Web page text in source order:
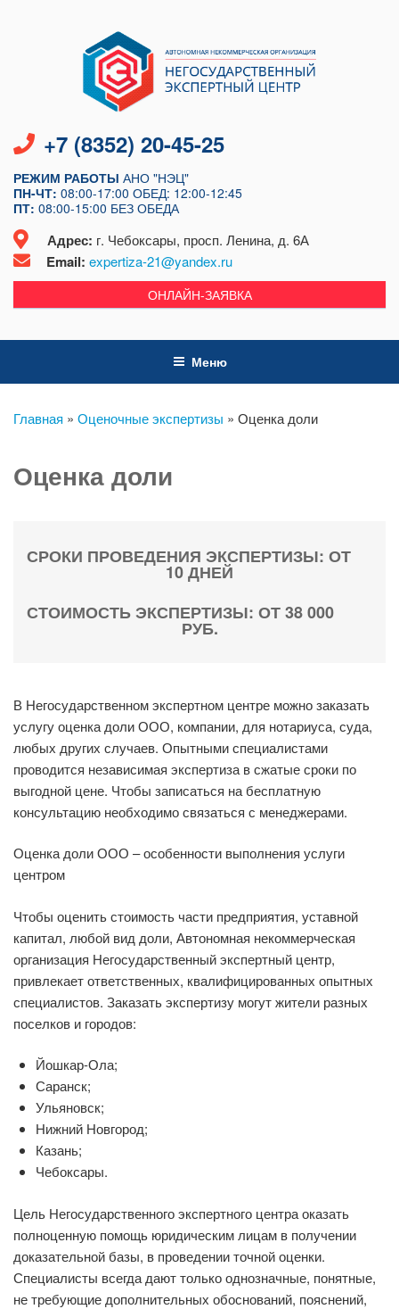
содержимому
+7 (8352) 20-45-25
РЕЖИМ РАБОТЫ АНО "НЭЦ"
ПН-ЧТ: 08:00-17:00 ОБЕД: 12:00-12:45
ПТ: 08:00-15:00 БЕЗ ОБЕДА
Адрес: г. Чебоксары, просп. Ленина, д. 6А
Email: expertiza-21@yandex.ru
ОНЛАЙН-ЗАЯВКА
Меню
Главная » Оценочные экспертизы » Оценка доли
Оценка доли
СРОКИ ПРОВЕДЕНИЯ ЭКСПЕРТИЗЫ: ОТ
10 ДНЕЙ
СТОИМОСТЬ ЭКСПЕРТИЗЫ: ОТ 38 000
РУБ.
В Негосударственном экспертном центре можно заказать
услугу оценка доли ООО, компании, для нотариуса, суда,
любых других случаев. Опытными специалистами
проводится независимая экспертиза в сжатые сроки по
выгодной цене. Чтобы записаться на бесплатную
консультацию необходимо связаться с менеджерами.
Оценка доли ООО – особенности выполнения услуги
центром
Чтобы оценить стоимость части предприятия, уставной
капитал, любой вид доли, Автономная некоммерческая
организация Негосударственный экспертный центр,
привлекает ответственных, квалифицированных опытных
специалистов. Заказать экспертизу могут жители разных
поселков и городов:
Йошкар-Ола;
Саранск;
Ульяновск;
Нижний Новгород;
Казань;
Чебоксары.
Цель Негосударственного экспертного центра оказать
полноценную помощь юридическим лицам в получении
доказательной базы, в проведении точной оценки.
Специалисты всегда дают только однозначные, понятные,
не требующие дополнительных обоснований, пояснений,